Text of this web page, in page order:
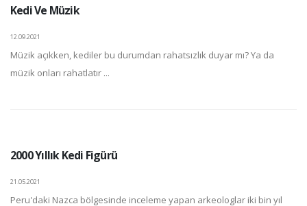
Kedi Ve Müzik
12.09.2021
Müzik açıkken, kediler bu durumdan rahatsızlık duyar mı? Ya da
müzik onları rahatlatır ...
2000 Yıllık Kedi Figürü
21.05.2021
Peru'daki Nazca bölgesinde inceleme yapan arkeologlar iki bin yıl